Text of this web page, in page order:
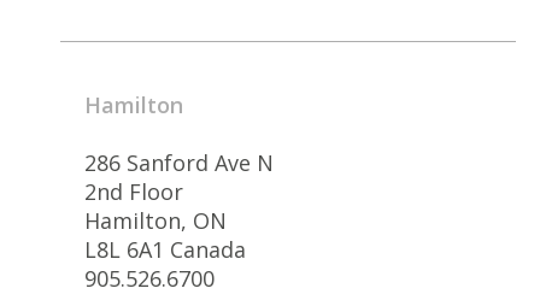
Hamilton
286 Sanford Ave N
2nd Floor
Hamilton, ON
L8L 6A1 Canada
905.526.6700